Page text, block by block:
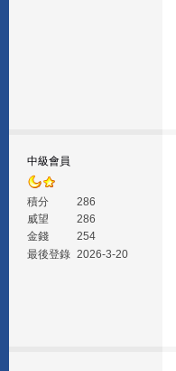
中級會員
積分
286
威望
286
金錢
254
最後登錄 2026-3-20